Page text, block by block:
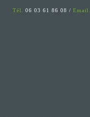
Tél. 06 03 61 86 08 / Email.